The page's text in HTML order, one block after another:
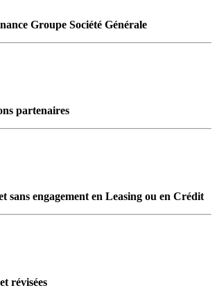
Groupe Société Générale
partenaires
sans engagement en Leasing ou en Crédit
révisées